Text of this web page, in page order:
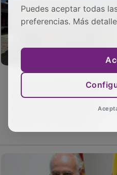
Vega del Henares supera
en 12 puntos la media
Puedes aceptar todas
preferencias. Más